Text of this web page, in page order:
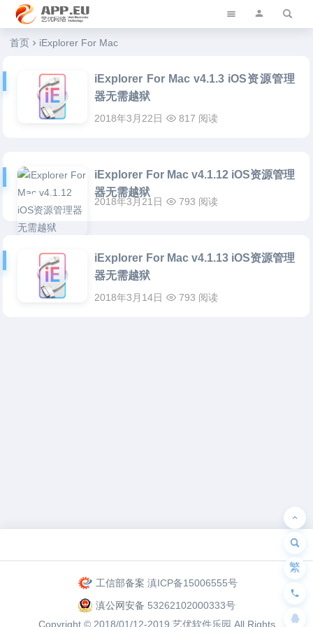
艺优软件乐园
首页 iExplorer For Mac
iExplorer For Mac v4.1.3 iOS资源管理
器无需越狱
2018年3月22日 817 阅读
iExplorer For Mac v4.1.12 iOS资源管理
器无需越狱
2018年3月21日 793 阅读
iExplorer For Mac v4.1.13 iOS资源管理
器无需越狱
2018年3月14日 793 阅读
工信部备案 滇ICP备15006555号
滇公网安备 53262102000333号
Copyright © 2018/01/12-2019 艺优软件乐园 All Rights
繁